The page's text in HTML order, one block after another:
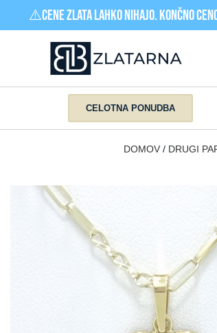
⚠️Cene zlata LAHKO nihajo. Končno
CELOTNA PONUDBA
DOMOV DRUGI